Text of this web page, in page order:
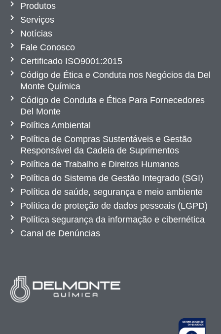
Produtos
Serviços
Notícias
Fale Conosco
Certificado ISO9001:2015
Código de Ética e Conduta nos Negócios da Del
Monte Química
Código de Conduta e Ética Para Fornecedores
Del Monte
Política Ambiental
Política de Compras Sustentáveis e Gestão
Responsável da Cadeia de Suprimentos
Política de Trabalho e Direitos Humanos
Política do Sistema de Gestão Integrado (SGI)
Política de saúde, segurança e meio ambiente
Política de proteção de dados pessoais (LGPD)
Política segurança da informação e cibernética
Canal de Denúncias